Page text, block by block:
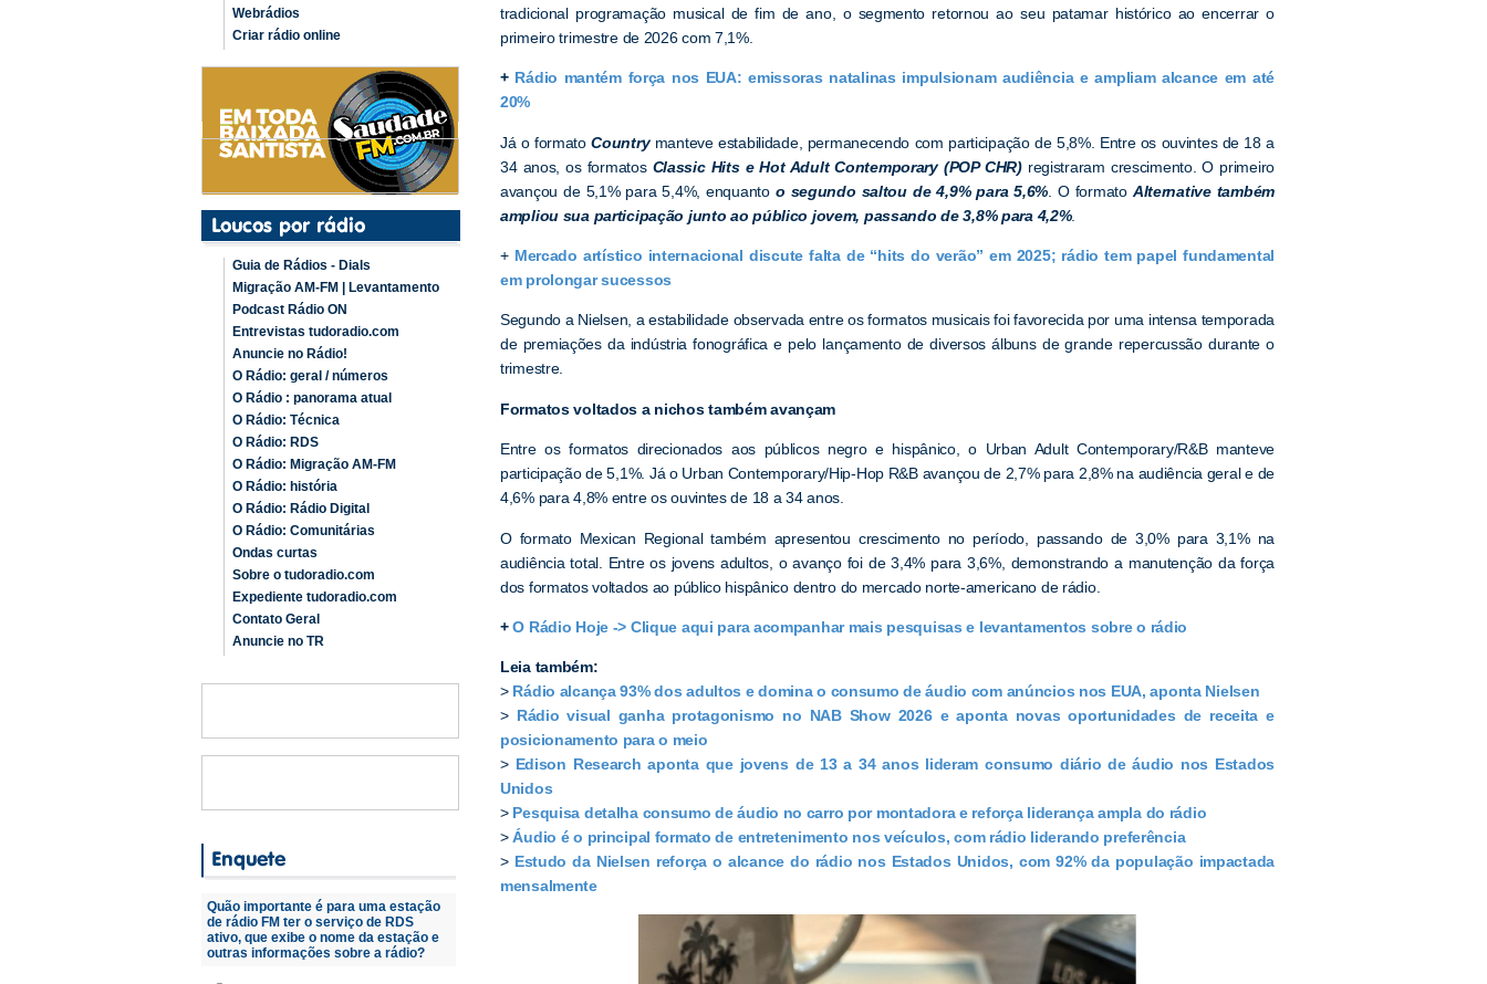
Webrádios
Criar rádio online
Guia de Rádios - Dials
Migração AM-FM | Levantamento
Podcast Rádio ON
Entrevistas tudoradio.com
Anuncie no Rádio!
O Rádio: geral / números
O Rádio : panorama atual
O Rádio: Técnica
O Rádio: RDS
O Rádio: Migração AM-FM
O Rádio: história
O Rádio: Rádio Digital
O Rádio: Comunitárias
Ondas curtas
Sobre o tudoradio.com
Expediente tudoradio.com
Contato Geral
Anuncie no TR
Quão importante é para uma estação
de rádio FM ter o serviço de RDS
ativo, que exibe o nome da estação e
outras informações sobre a rádio?
tradicional programação musical de fim de ano, o segmento retornou ao seu patamar histórico ao encerrar o
primeiro trimestre de 2026 com 7,1%.
+ Rádio mantém força nos EUA: emissoras natalinas impulsionam audiência e ampliam alcance em até
20%
Já o formatoCountrymanteve estabilidade, permanecendo com participação de 5,8%. Entre os ouvintes de 18 a
34 anos, os formatos Classic Hits e Hot Adult Contemporary (POP CHR)registraram crescimento. O primeiro
avançou de 5,1% para 5,4%, enquanto o segundo saltou de 4,9% para 5,6% . O formato Alternative também
ampliou sua participação junto ao público jovem, passando de 3,8% para 4,2%.
+ Mercado artístico internacional discute falta de “hits do verão” em 2025; rádio tem papel fundamental
em prolongar sucessos
Segundo a Nielsen, a estabilidade observada entre os formatos musicais foi favorecida por uma intensa temporada
de premiações da indústria fonográfica e pelo lançamento de diversos álbuns de grande repercussão durante o
trimestre.
Formatos voltados a nichos também avançam
Entre os formatos direcionados aos públicos negro e hispânico, o Urban Adult Contemporary/R&B manteve
participação de 5,1%. Já o Urban Contemporary/Hip-Hop R&B avançou de 2,7% para 2,8% na audiência geral e de
4,6% para 4,8% entre os ouvintes de 18 a 34 anos.
O formato Mexican Regional também apresentou crescimento no período, passando de 3,0% para 3,1% na
audiência total. Entre os jovens adultos, o avanço foi de 3,4% para 3,6%, demonstrando a manutenção da força
dos formatos voltados ao público hispânico dentro do mercado norte-americano de rádio.
+O Rádio Hoje -> Clique aqui para acompanhar mais pesquisas e levantamentos sobre o rádio
Leia também:
> Rádio alcança 93% dos adultos e domina o consumo de áudio com anúncios nos EUA, aponta Nielsen
> Rádio visual ganha protagonismo no NAB Show 2026 e aponta novas oportunidades de receita e
posicionamento para o meio
> Edison Research aponta que jovens de 13 a 34 anos lideram consumo diário de áudio nos Estados
Unidos
> Pesquisa detalha consumo de áudio no carro por montadora e reforça liderança ampla do rádio
>Áudio é o principal formato de entretenimento nos veículos, com rádio liderando preferência
> Estudo da Nielsen reforça o alcance do rádio nos Estados Unidos, com 92% da população impactada
mensalmente